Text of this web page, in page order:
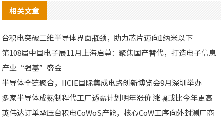
相关文章
台积电突破二维半导体界面瓶颈，助力芯片迈向1纳米以下
第108届中国电子展11月上海启幕：聚焦国产替代，打造电子信息
产业“强基”盛会
半导体全链聚合，IICIE国际集成电路创新博览会9月深圳举办
多家半导体成熟制程代工厂透露计划明年涨价 涨幅或比今年更高
英伟达订单承压台积电CoWoS产能，核心CoW工序向外封测厂商